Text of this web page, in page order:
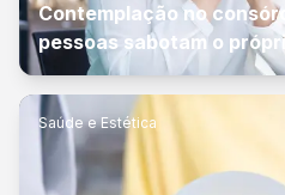
Contemplação no
pessoas sabotam o
Saúde e Estética